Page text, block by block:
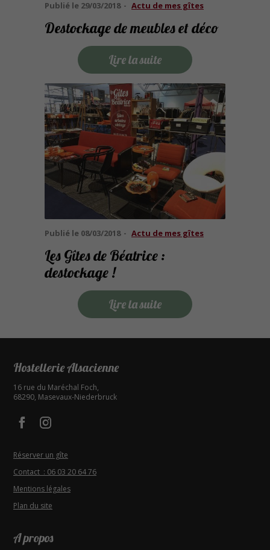
Publié le 29/03/2018 Actu de mes gîtes
Destockage de meubles et déco
Lire la suite
Publié le 08/03/2018 Actu de mes gîtes
Les Gîtes de Béatrice :
destockage !
Lire la suite
Hostellerie Alsacienne
16 rue du Maréchal Foch,
68290, Masevaux-Niederbruck
Facebook - Hostellerie Alsacienne
Instagram - Hostellerie Alsacienne
Réserver un gîte
Contact : 06 03 20 64 76
Mentions légales
Plan du site
A propos